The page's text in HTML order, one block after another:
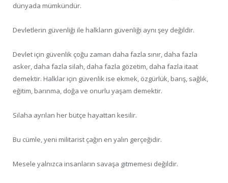
dünyada mümkündür.
Devletlerin güvenliği ile halkların güvenliği aynı şey değildir.
Devlet için güvenlik çoğu zaman daha fazla sınır, daha fazla
asker, daha fazla silah, daha fazla gözetim, daha fazla itaat
demektir. Halklar için güvenlik ise ekmek, özgürlük, barış, sağlık,
eğitim, barınma, doğa ve onurlu yaşam demektir.
Silaha ayrılan her bütçe hayattan kesilir.
Bu cümle, yeni militarist çağın en yalın gerçeğidir.
Mesele yalnızca insanların savaşa gitmemesi değildir.